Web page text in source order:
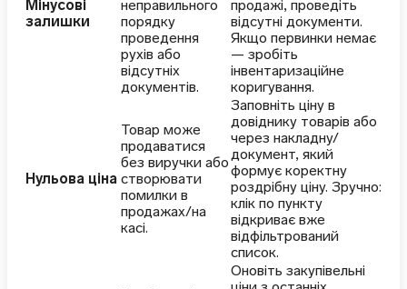
Мінусові
залишки
неправильного
порядку
проведення
рухів або
відсутніх
документів.
продажі, проведіть
відсутні документи.
Якщо первинки немає
— зробіть
інвентаризаційне
коригування.
Нульова ціна
Товар може
продаватися
без виручки або
створювати
помилки в
продажах/на
касі.
Заповніть ціну в
довіднику товарів або
через накладну/
документ, який
формує коректну
роздрібну ціну. Зручно:
клік по пункту
відкриває вже
відфільтрований
список.
Оновіть закупівельні